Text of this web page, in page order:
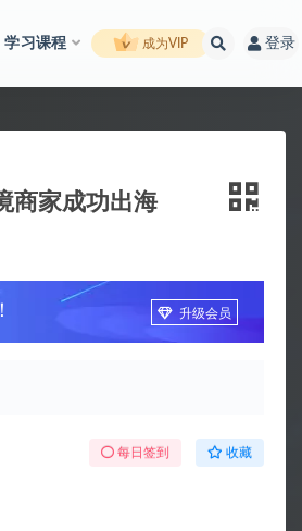
学习课程 成为VIP 登录
商家成功出海
升级会员
每日签到 收藏